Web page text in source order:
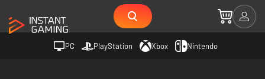
PC PlayStation Xbox Nintendo